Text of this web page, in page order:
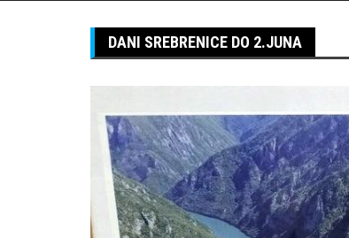
DANI SREBRENICE DO 2.JUNA